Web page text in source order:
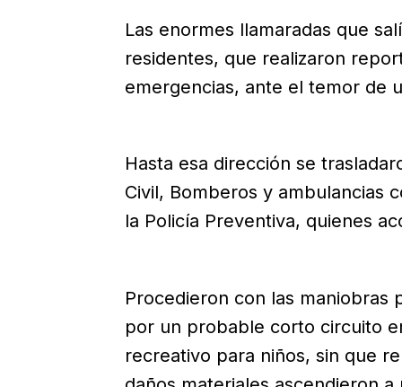
Las enormes llamaradas que
residentes, que realizaron
emergencias, ante el temor de
Hasta esa dirección se
Civil, Bomberos y ambulancias
la Policía Preventiva, quienes
Procedieron con las maniobras
por un probable corto circuito
recreativo para niños, sin que